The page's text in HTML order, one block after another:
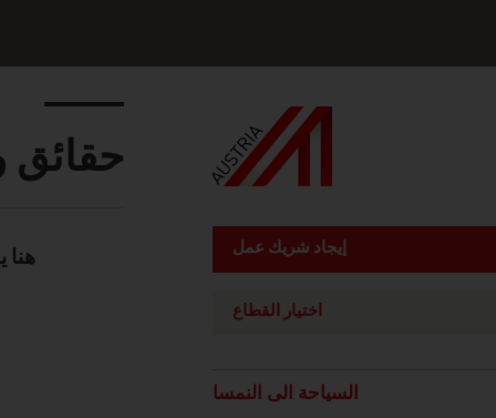
إيجاد شريك عمل
اختيار القطاع
السياحة الى النمسا
حقائق
Module هنا